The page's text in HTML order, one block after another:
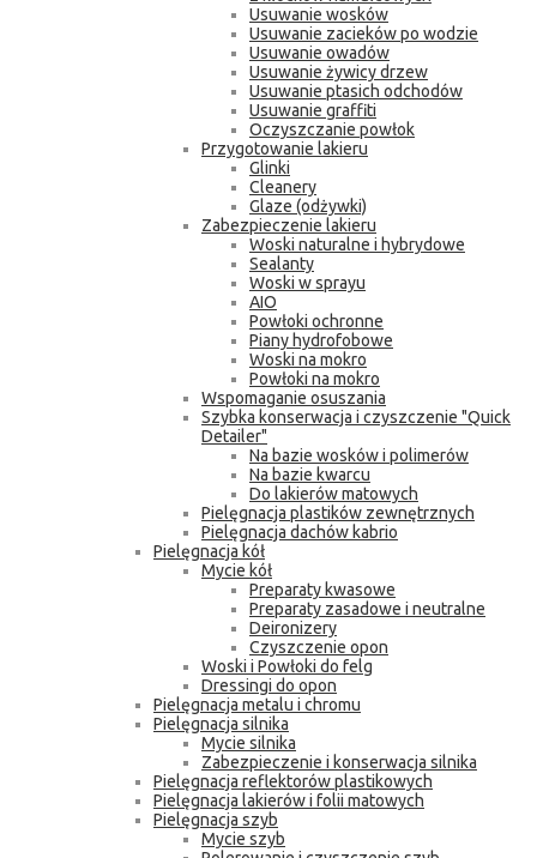
Usuwanie wosków
Usuwanie zacieków po wodzie
Usuwanie owadów
Usuwanie żywicy drzew
Usuwanie ptasich odchodów
Usuwanie graffiti
Oczyszczanie powłok
Przygotowanie lakieru
Glinki
Cleanery
Glaze (odżywki)
Zabezpieczenie lakieru
Woski naturalne i hybrydowe
Sealanty
Woski w sprayu
AIO
Powłoki ochronne
Piany hydrofobowe
Woski na mokro
Powłoki na mokro
Wspomaganie osuszania
Szybka konserwacja i czyszczenie "Quick
Detailer"
Na bazie wosków i polimerów
Na bazie kwarcu
Do lakierów matowych
Pielęgnacja plastików zewnętrznych
Pielęgnacja dachów kabrio
Pielęgnacja kół
Mycie kół
Preparaty kwasowe
Preparaty zasadowe i neutralne
Deironizery
Czyszczenie opon
Woski i Powłoki do felg
Dressingi do opon
Pielęgnacja metalu i chromu
Pielęgnacja silnika
Mycie silnika
Zabezpieczenie i konserwacja silnika
Pielęgnacja reflektorów plastikowych
Pielęgnacja lakierów i folii matowych
Pielęgnacja szyb
Mycie szyb